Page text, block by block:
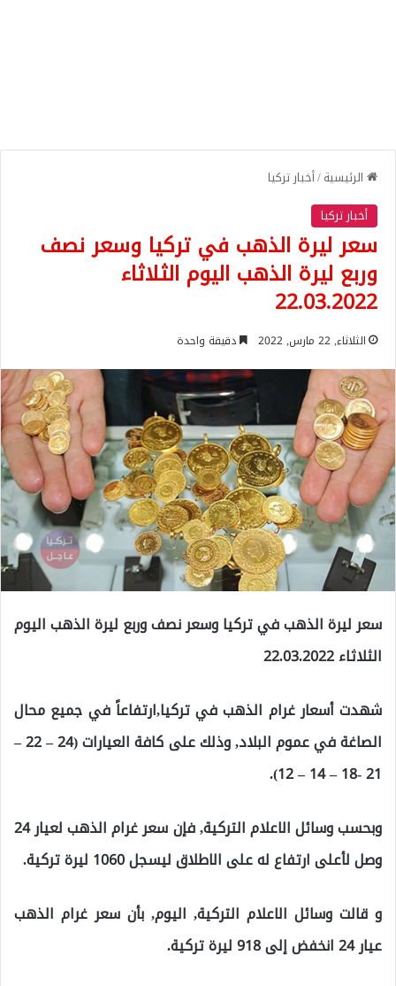
الرئيسية/أخبار تركيا
أخبار تركيا
سعر ليرة الذهب في تركيا وسعر نصف
وربع ليرة الذهب اليوم الثلاثاء
22.03.2022
الثلاثاء, 22 مارس, 2022 دقيقة واحدة
سعر ليرة الذهب في تركيا وسعر نصف وربع ليرة الذهب اليوم
الثلاثاء 22.03.2022
شهدت أسعار غرام الذهب في تركيا,ارتفاعاً في جميع محال
الصاغة في عموم البلاد, وذلك على كافة العيارات (24 – 22 –
21 -18 – 14 – 12).
وبحسب وسائل الاعلام التركية, فإن سعر غرام الذهب لعيار 24
وصل لأعلى ارتفاع له على الاطلاق ليسجل 1060 ليرة تركية.
و قالت وسائل الاعلام التركية, اليوم, بأن سعر غرام الذهب
عيار 24 انخفض إلى 918 ليرة تركية.